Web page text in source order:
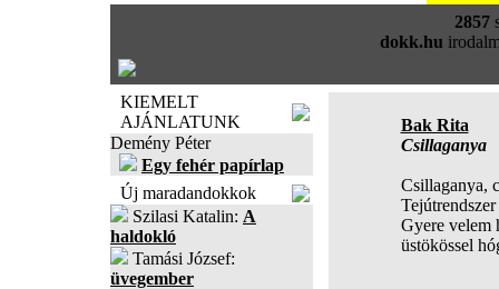
2857
dokk.hu
KIEMELT
AJÁNLATUNK
Demény Péter
Egy fehér papírlap
Új maradandokkok
Szilasi Katalin: A
haldokló
Tamási József:
üvegember
Bak Rita
Csillaganya
Csillaganya,
Gyere velem
üstökössel